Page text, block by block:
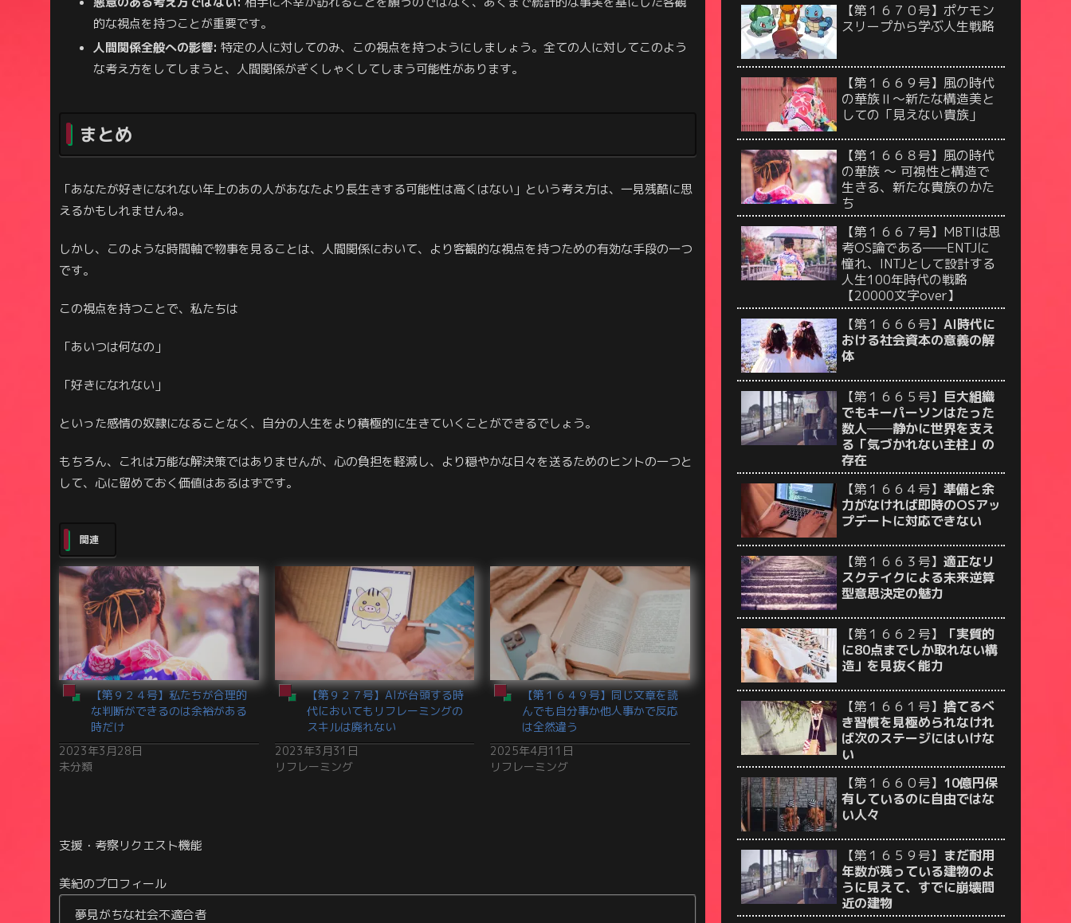
的な視点を持つことが重要です。
人間関係全般への影響: 特定の人に対してのみ、この視点を持つようにしましょう。全ての人に対してこのよう
な考え方をしてしまうと、人間関係がぎくしゃくしてしまう可能性があります。
まとめ
「あなたが好きになれない年上のあの人があなたより長生きする可能性は高くはない」という考え方は、一見残酷に思
えるかもしれませんね。
しかし、このような時間軸で物事を見ることは、人間関係において、より客観的な視点を持つための有効な手段の一つ
です。
この視点を持つことで、私たちは
「あいつは何なの」
「好きになれない」
といった感情の奴隷になることなく、自分の人生をより積極的に生きていくことができるでしょう。
もちろん、これは万能な解決策ではありませんが、心の負担を軽減し、より穏やかな日々を送るためのヒントの一つと
して、心に留めておく価値はあるはずです。
関連
【第９２４号】私たちが合理的
な判断ができるのは余裕がある
時だけ
2023年3月28日
未分類
【第９２７号】AIが台頭する時
代においてもリフレーミングの
スキルは廃れない
2023年3月31日
リフレーミング
【第１６４９号】同じ文章を読
んでも自分事か他人事かで反応
は全然違う
2025年4月11日
リフレーミング
支援・考察リクエスト機能
美紀のプロフィール
夢見がちな社会不適合者
【第１６７０号】ポケモン
スリープから学ぶ人生戦略
【第１６６９号】風の時代
の華族Ⅱ〜新たな構造美と
しての「見えない貴族」
【第１６６８号】風の時代
の華族 〜 可視性と構造で
生きる、新たな貴族のかた
ち
【第１６６７号】MBTIは思
考OS論である——ENTJに
憧れ、INTJとして設計する
人生100年時代の戦略
【20000文字over】
【第１６６６号】 AI時代に
おける社会資本の意義の解
体
【第１６６５号】 巨大組織
でもキーパーソンはたった
数人──静かに世界を支え
る「気づかれない主柱」の
存在
【第１６６４号】 準備と余
力がなければ即時のOSアッ
プデートに対応できない
【第１６６３号】 適正なリ
スクテイクによる未来逆算
型意思決定の魅力
【第１６６２号】
「実質的
に80点までしか取れない構
造」を見抜く能力
【第１６６１号】 捨てるべ
き習慣を見極められなけれ
ば次のステージにはいけな
い
【第１６６０号】 10億円保
有しているのに自由ではな
い人々
【第１６５９号】 まだ耐用
年数が残っている建物のよ
うに見えて、すでに崩壊間
近の建物